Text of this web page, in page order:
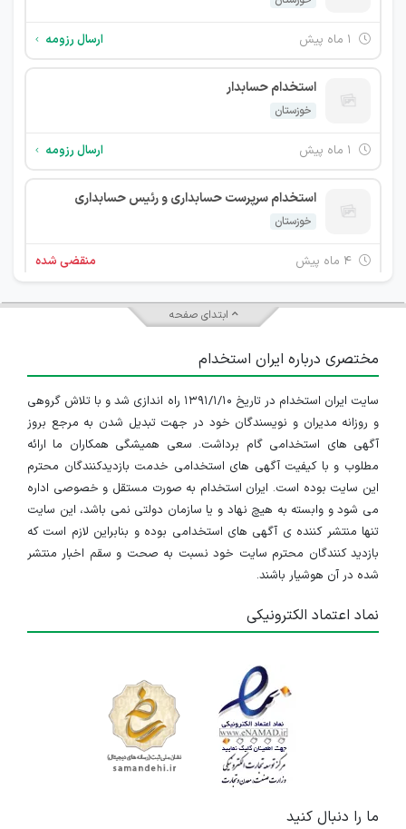
ارسال رزومه
استخدام حسابدار
خوزستان
ارسال رزومه
استخدام سرپرست حسابداری و رئیس حسابداری
خوزستان
منقضی شده
استخدام حسابدار
۴ ماه پیش منقضی شده
ابتدای صفحه
مختصری درباره ایران استخدام
سایت ایران استخدام در تاریخ ۱۳۹۱/۱/۱۰ راه اندازی شد و با تلاش گروهی
و روزانه مدیران و نویسندگان خود در جهت تبدیل شدن به مرجع بروز
آگهی های استخدامی گام برداشت. سعی همیشگی همکاران ما ارائه
مطلوب و با کیفیت آگهی های استخدامی خدمت بازدیدکنندگان محترم
این سایت بوده است. ایران استخدام به صورت مستقل و خصوصی اداره
می شود و وابسته به هیچ نهاد و یا سازمان دولتی نمی باشد، این سایت
تنها منتشر کننده ی آگهی های استخدامی بوده و بنابراین لازم است که
بازدید کنندگان محترم سایت خود نسبت به صحت و سقم اخبار منتشر
شده در آن هوشیار باشند.
نماد اعتماد الکترونیکی
ما را دنبال کنید